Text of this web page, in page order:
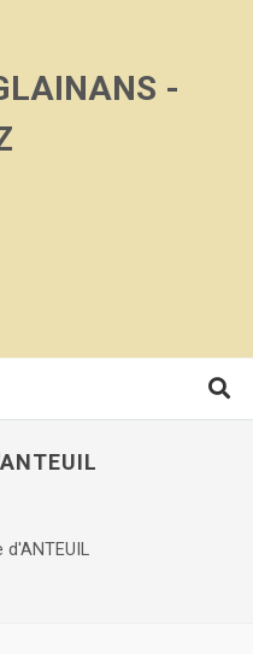
-
d'ANTEUIL